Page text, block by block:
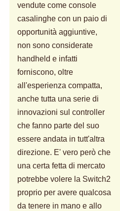
vendute come console
casalinghe con un paio di
opportunità aggiuntive,
non sono considerate
handheld e infatti
forniscono, oltre
all'esperienza compatta,
anche tutta una serie di
innovazioni sul controller
che fanno parte del suo
essere andata in tutt'altra
direzione. E' vero però che
una certa fetta di mercato
potrebbe volere la Switch2
proprio per avere qualcosa
da tenere in mano e allo